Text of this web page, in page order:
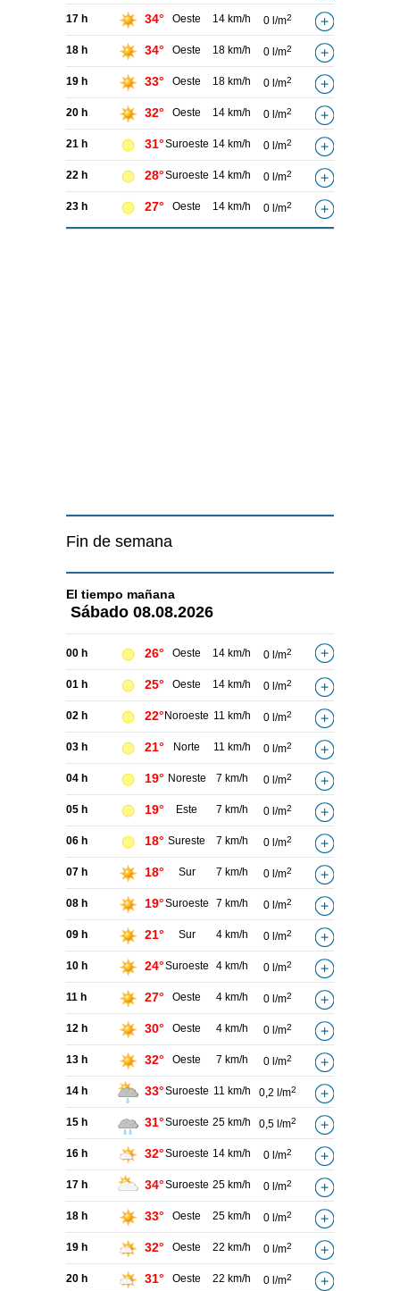
17 h 34° Oeste 14 km/h 0 l/m2
18 h 34° Oeste 18 km/h 0 l/m2
19 h 33° Oeste 18 km/h 0 l/m2
20 h 32° Oeste 14 km/h 0 l/m2
21 h 31°Suroeste 14 km/h 0 l/m2
22 h 28°Suroeste 14 km/h 0 l/m2
23 h 27° Oeste 14 km/h 0 l/m2
Fin de semana
El tiempo mañana
Sábado 08.08.2026
00 h 26° Oeste 14 km/h 0 l/m2
01 h 25° Oeste 14 km/h 0 l/m2
02 h 22° Noroeste 11 km/h 0 l/m2
03 h 21° Norte 11 km/h 0 l/m2
04 h 19° Noreste 7 km/h 0 l/m2
05 h 19° Este 7 km/h 0 l/m2
06 h 18° Sureste 7 km/h 0 l/m2
07 h 18° Sur 7 km/h 0 l/m2
08 h 19°Suroeste 7 km/h 0 l/m2
09 h 21° Sur 4 km/h 0 l/m2
10 h 24°Suroeste 4 km/h 0 l/m2
11 h 27° Oeste 4 km/h 0 l/m2
12 h 30° Oeste 4 km/h 0 l/m2
13 h 32° Oeste 7 km/h 0 l/m2
14 h 33°Suroeste 11 km/h 0,2 l/m2
15 h 31°Suroeste 25 km/h 0,5 l/m2
16 h 32°Suroeste 14 km/h 0 l/m2
17 h 34°Suroeste 25 km/h 0 l/m2
18 h 33° Oeste 25 km/h 0 l/m2
19 h 32° Oeste 22 km/h 0 l/m2
20 h 31° Oeste 22 km/h 0 l/m2